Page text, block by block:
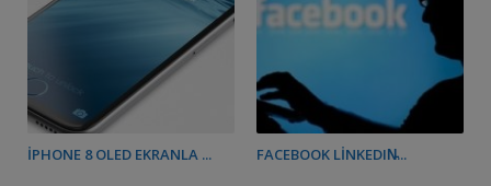
IPHONE 8 OLED EKRANLA ... FACEBOOK LINKEDIN̵...